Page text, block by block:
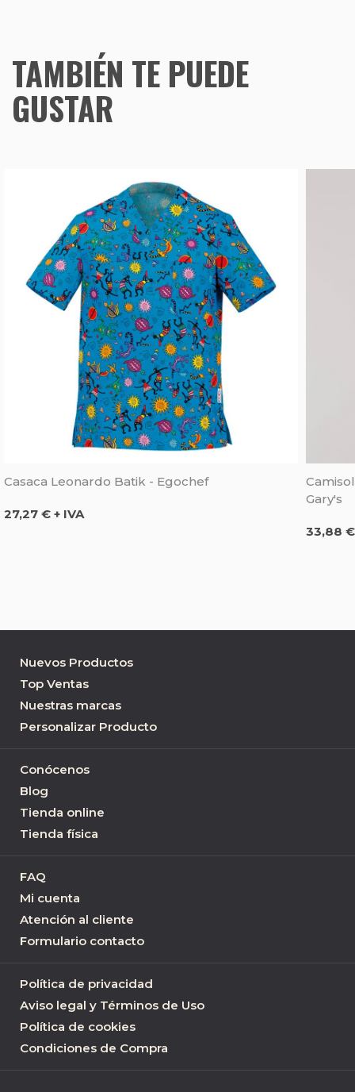
TAMBIÉN TE PUEDE
GUSTAR
Casaca Leonardo Batik - Egochef
Precio
27,27 € + IVA
Gary's
Precio
33,88 €
Nuevos Productos
Top Ventas
Nuestras marcas
Personalizar Producto
Conócenos
Blog
Tienda online
Tienda física
FAQ
Mi cuenta
Atención al cliente
Formulario contacto
Política de privacidad
Aviso legal y Términos de Uso
Política de cookies
Condiciones de Compra